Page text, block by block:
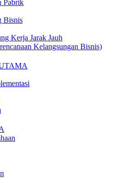
Pabrik
Bisnis
Kerja Jarak Jauh
Kelangsungan Bisnis)